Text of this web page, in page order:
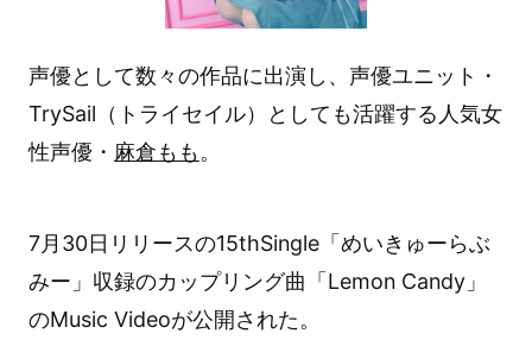
声優として数々の作品に出演し、声優ユニット・
TrySail（トライセイル）としても活躍する人気女
性声優・ 麻倉もも 。
7月30日リリースの15thSingle「めいきゅーらぶ
みー」収録のカップリング曲「Lemon Candy」
のMusic Videoが公開された。